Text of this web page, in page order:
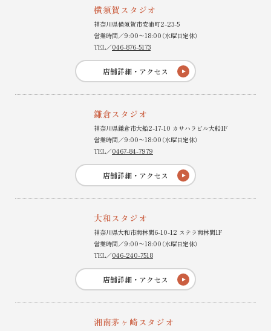
横須賀スタジオ
神奈川県横須賀市安浦町2-23-5
営業時間／9:00〜18:00（水曜日定休）
TEL／046-876-5173
店舗詳細・アクセス
鎌倉スタジオ
神奈川県鎌倉市大船2-17-10 カサハラビル大船1F
営業時間／9:00〜18:00（水曜日定休）
TEL／0467-84-7979
店舗詳細・アクセス
大和スタジオ
神奈川県大和市南林間6-10-12 ステラ南林間1F
営業時間／9:00〜18:00（水曜日定休）
TEL／046-240-7518
店舗詳細・アクセス
湘南茅ヶ崎スタジオ